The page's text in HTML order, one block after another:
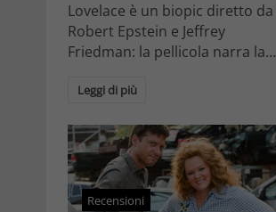
Lovelace è un biopic diretto da
Robert Epstein e Jeffrey
Friedman: la pellicola narra la…
Leggi di più
Recensioni